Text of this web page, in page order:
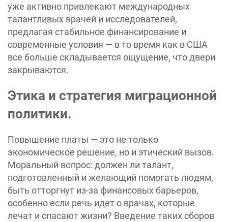
уже активно привлекают международных
талантливых врачей и исследователей,
предлагая стабильное финансирование и
современные условия — в то время как в США
все больше складывается ощущение, что двери
закрываются.
Этика и стратегия миграционной
политики.
Повышение платы — это не только
экономическое решение, но и этический вызов.
Моральный вопрос: должен ли талант,
подготовленный и желающий помогать людям,
быть отторгнут из-за финансовых барьеров,
особенно если речь идет о врачах, которые
лечат и спасают жизни? Введение таких сборов